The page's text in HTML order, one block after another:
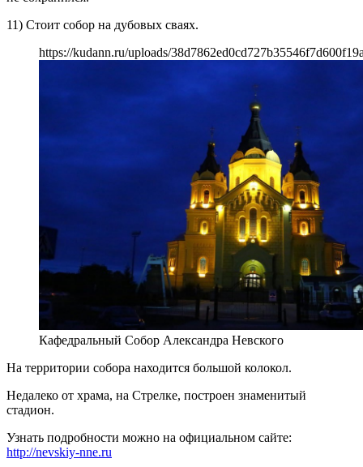
11) Стоит собор на дубовых сваях.
https://kudann.ru/uploads/
Кафедральный Собор Александра Невского
На территории собора находится большой колокол.
Недалеко от храма, на Стрелке, построен знаменитый
стадион.
Узнать подробности можно на официальном сайте:
http://nevskiy-nne.ru